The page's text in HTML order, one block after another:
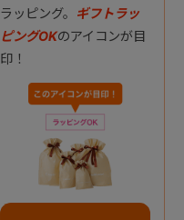
ラッピング。 ギフトラッ
ピングOKのアイコンが目
印！